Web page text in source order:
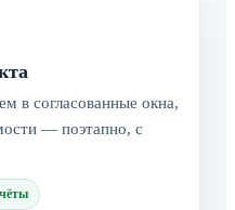
в согласованные окна,
— поэтапно, с